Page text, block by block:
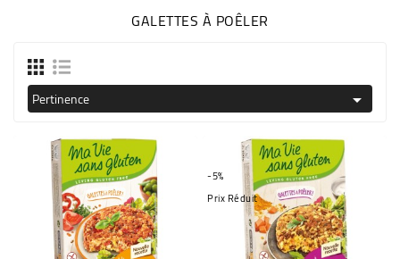
BOISSON
SOINS
SANTÉ
GALETTES À POÊLER
Pertinence 
-5%
Prix Réduit